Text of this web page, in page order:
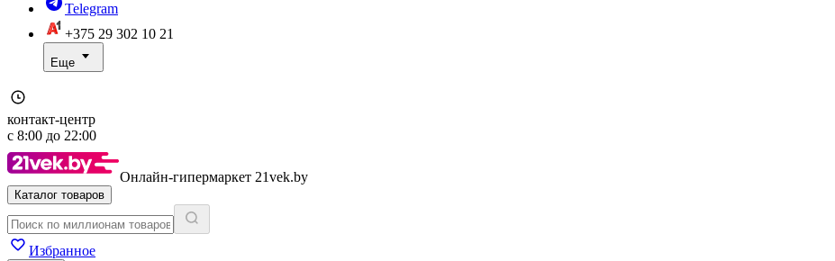
Telegram
+375 29 302 10 21
Еще
контакт-центр
с 8:00 до 22:00
Онлайн-гипермаркет 21vek.by
Каталог товаров
Избранное